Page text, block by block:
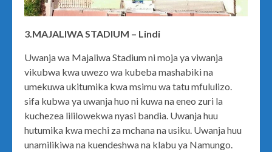
3.MAJALIWA STADIUM – Lindi
Uwanja wa Majaliwa Stadium ni moja ya viwanja
vikubwa kwa uwezo wa kubeba mashabiki na
umekuwa ukitumika kwa msimu wa tatu mfululizo.
sifa kubwa ya uwanja huo ni kuwa na eneo zuri la
kuchezea lililowekwa nyasi bandia. Uwanja huu
hutumika kwa mechi za mchana na usiku. Uwanja huu
unamilikiwa na kuendeshwa na klabu ya Namungo.